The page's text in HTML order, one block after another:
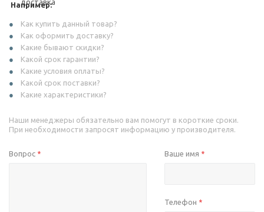
Например:
Как купить данный товар?
Как оформить доставку?
Какие бывают скидки?
Какой срок гарантии?
Какие условия оплаты?
Какой срок поставки?
Какие характеристики?
Наши менеджеры обязательно вам помогут в короткие сроки.
При необходимости запросят информацию у производителя.
Вопрос * Ваше имя *
Телефон *